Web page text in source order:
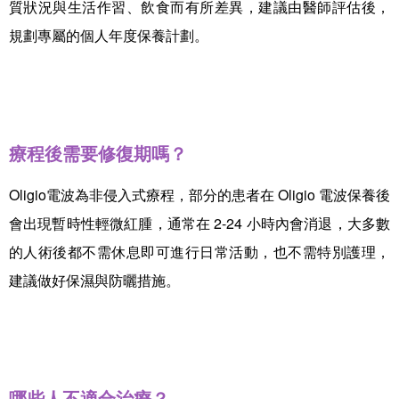
質狀況與生活作習、飲食而有所差異，建議由醫師評估後，
規劃專屬的個人年度保養計劃。
療程後需要修復期嗎？
Oligio電波為非侵入式療程，部分的患者在 Oligio 電波保養後
會出現暫時性輕微紅腫，通常在 2-24 小時內會消退，大多數
的人術後都不需休息即可進行日常活動，也不需特別護理，
建議做好保濕與防曬措施。